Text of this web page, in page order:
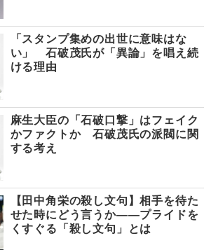
「スタンプ集めの出世に意味はな
い」 石破茂氏が「異論」を唱え続
ける理由
麻生大臣の「石破口撃」はフェイク
かファクトか 石破茂氏の派閥に関
する考え
【田中角栄の殺し文句】相手を待た
せた時にどう言うか――プライドを
くすぐる「殺し文句」とは